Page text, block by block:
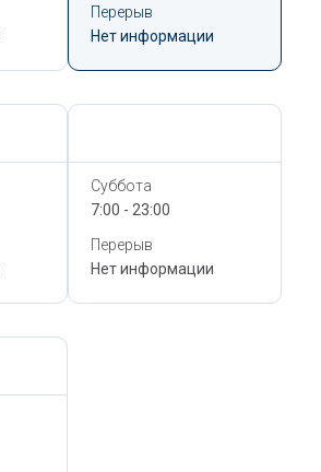
Перерыв
Нет информации
Суббота
7:00 - 23:00
Перерыв
Нет информации